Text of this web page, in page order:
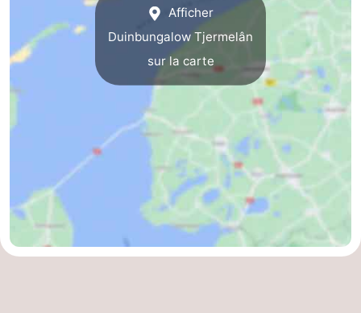
Afficher
Duinbungalow Tjermelân
sur la carte